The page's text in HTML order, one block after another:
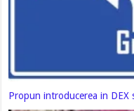
Propun introducerea in DEX